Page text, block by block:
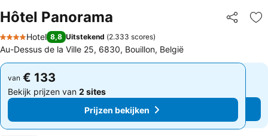
Hôtel Panorama Delen
4 Sterren
Hotel 8,8 Uitstekend (2.333 scores)
Au-Dessus de la Ville 25, 6830, Bouillon, België
van € 133
Bekijk prijzen van 2 sites
Prijzen bekijken
van € 133
Bekijk prijzen van 2 sites
Prijzen bekijken